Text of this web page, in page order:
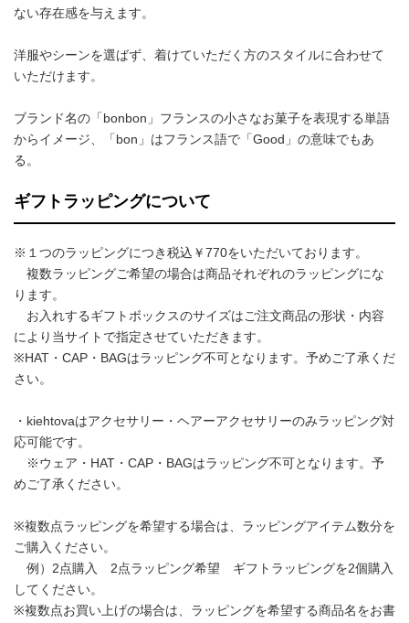
ない存在感を与えます。
洋服やシーンを選ばず、着けていただく方のスタイルに合わせて
いただけます。
ブランド名の「bonbon」フランスの小さなお菓子を表現する単語
からイメージ、「bon」はフランス語で「Good」の意味でもあ
る。
ギフトラッピングについて
※１つのラッピングにつき税込￥770をいただいております。
複数ラッピングご希望の場合は商品それぞれのラッピングにな
ります。
お入れするギフトボックスのサイズはご注文商品の形状・内容
により当サイトで指定させていただきます。
※HAT・CAP・BAGはラッピング不可となります。予めご了承くだ
さい。
・kiehtovaはアクセサリー・ヘアーアクセサリーのみラッピング対
応可能です。
※ウェア・HAT・CAP・BAGはラッピング不可となります。予
めご了承ください。
※複数点ラッピングを希望する場合は、ラッピングアイテム数分を
ご購入ください。
例）2点購入 2点ラッピング希望 ギフトラッピングを2個購入
してください。
※複数点お買い上げの場合は、ラッピングを希望する商品名をお書